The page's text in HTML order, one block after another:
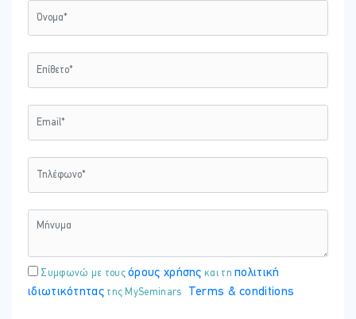
Συμφωνώ με τουςόρους χρήσης και τη πολιτική
ιδιωτικότηταςτης MySeminars Terms & conditions